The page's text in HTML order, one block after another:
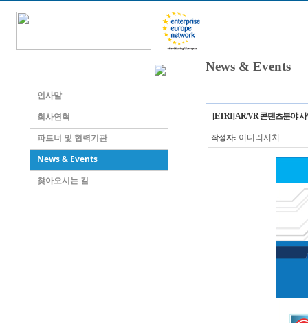
인사말
회사연혁
파트너 및 협력기관
News & Events
찾아오시는 길
News & Events
[ETRI] AR/VR 콘텐츠분야
작성자: 이디리서치